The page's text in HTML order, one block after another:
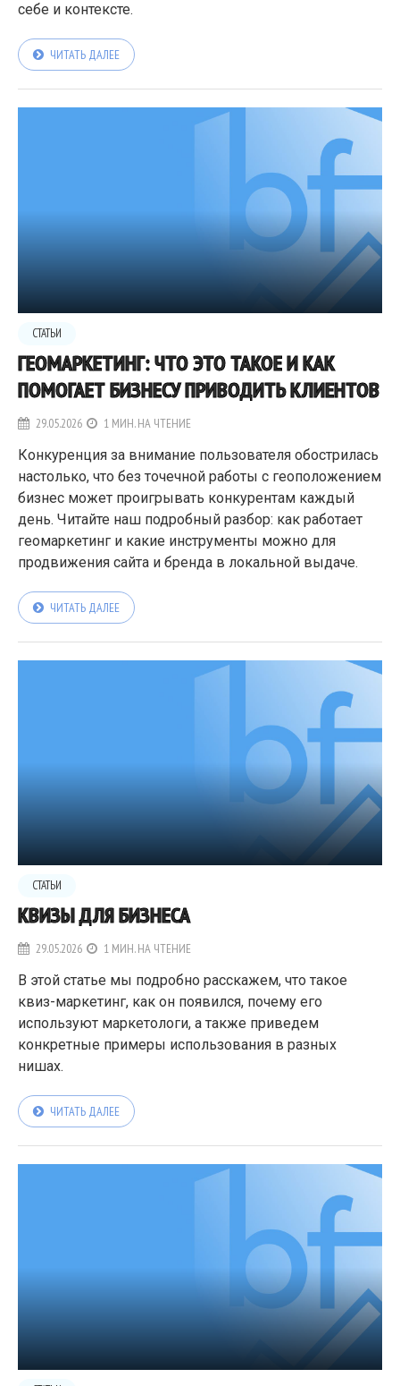
себе и контексте.
ЧИТАТЬ ДАЛЕЕ
СТАТЬИ
ГЕОМАРКЕТИНГ: ЧТО ЭТО ТАКОЕ И КАК
ПОМОГАЕТ БИЗНЕСУ ПРИВОДИТЬ КЛИЕНТОВ
29.05.2026 1 МИН. НА ЧТЕНИЕ
Конкуренция за внимание пользователя обострилась
настолько, что без точечной работы с геоположением
бизнес может проигрывать конкурентам каждый
день. Читайте наш подробный разбор: как работает
геомаркетинг и какие инструменты можно для
продвижения сайта и бренда в локальной выдаче.
ЧИТАТЬ ДАЛЕЕ
СТАТЬИ
КВИЗЫ ДЛЯ БИЗНЕСА
29.05.2026 1 МИН. НА ЧТЕНИЕ
В этой статье мы подробно расскажем, что такое
квиз-маркетинг, как он появился, почему его
используют маркетологи, а также приведем
конкретные примеры использования в разных
нишах.
ЧИТАТЬ ДАЛЕЕ